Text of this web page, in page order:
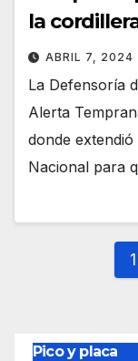
la
ABRIL 7, 2024
La Defensoría
Alerta
donde
Nacional para
1
Pico y placa